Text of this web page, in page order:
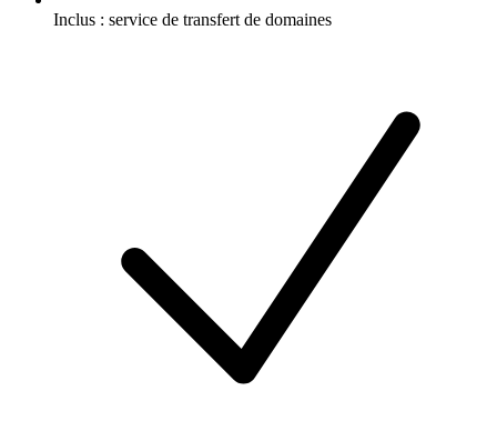
Inclus : service de transfert de domaines